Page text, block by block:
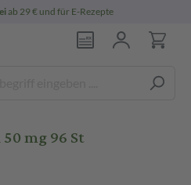
ab 29 € und für E-Rezepte
mg 96 St